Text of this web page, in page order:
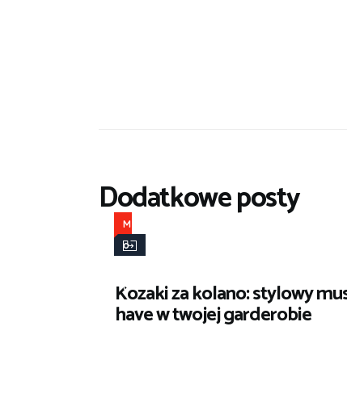
Dodatkowe posty
M
o
a
Kozaki za kolano: stylowy
have w twojej garderobie